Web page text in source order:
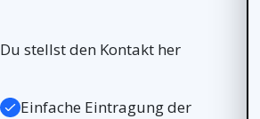
Du stellst den Kontakt her
Einfache Eintragung der